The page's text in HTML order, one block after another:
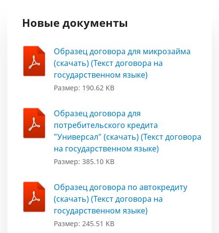
Новые документы
Образец договора для микрозайма
(скачать) (Текст договора на
государственном языке)
Размер: 190.62 KB
Образец договора для
потребительского кредита
"Универсал" (скачать) (Текст договора
на государственном языке)
Размер: 385.10 KB
Образец договора по автокредиту
(скачать) (Текст договора на
государственном языке)
Размер: 245.51 KB